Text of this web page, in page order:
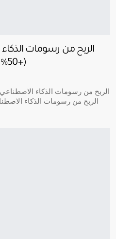
(+50% عمولة تسويق بالعمولة)
الربح من رسومات الذكاء